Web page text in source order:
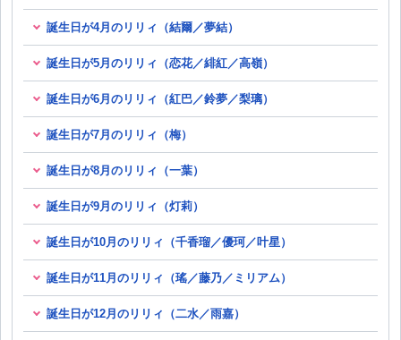
誕生日が4月のリリィ（結爾／夢結）
誕生日が5月のリリィ（恋花／緋紅／高嶺）
誕生日が6月のリリィ（紅巴／鈴夢／梨璃）
誕生日が7月のリリィ（梅）
誕生日が8月のリリィ（一葉）
誕生日が9月のリリィ（灯莉）
誕生日が10月のリリィ（千香瑠／優珂／叶星）
誕生日が11月のリリィ（瑤／藤乃／ミリアム）
誕生日が12月のリリィ（二水／雨嘉）